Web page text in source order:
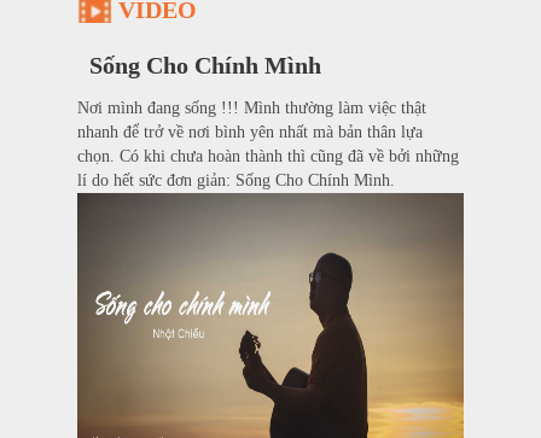
VIDEO
Sống Cho Chính Mình
Nơi mình đang sống !!! Mình thường làm việc thật
nhanh để trở về nơi bình yên nhất mà bản thân lựa
chọn. Có khi chưa hoàn thành thì cũng đã về bởi những
lí do hết sức đơn giản: Sống Cho Chính Mình.